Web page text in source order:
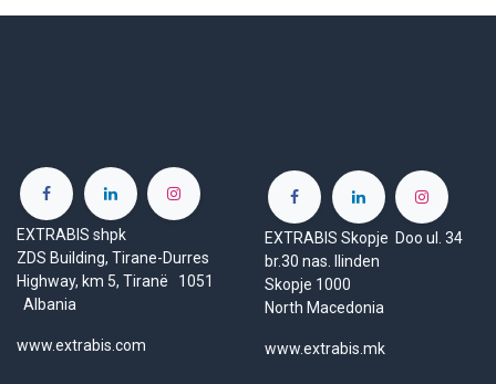
EXTRABIS shpk
ZDS Building, Tirane-Durres
Highway, km 5, Tiranë 1051
Albania
www.extrabis.com
EXTRABIS Skopje Doo ul. 34
br.30 nas. Ilinden
Skopje 1000
North Macedonia
www.extrabis.mk